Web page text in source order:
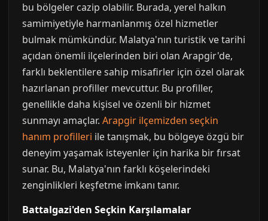
bu bölgeler cazip olabilir. Burada, yerel halkın
samimiyetiyle harmanlanmış özel hizmetler
bulmak mümkündür. Malatya'nın turistik ve tarihi
açıdan önemli ilçelerinden biri olan Arapgir'de,
farklı beklentilere sahip misafirler için özel olarak
hazırlanan profiller mevcuttur. Bu profiller,
genellikle daha kişisel ve özenli bir hizmet
sunmayı amaçlar. Arapgir ilçemizden seçkin
hanım profilleri ile tanışmak, bu bölgeye özgü bir
deneyim yaşamak isteyenler için harika bir fırsat
sunar. Bu, Malatya'nın farklı köşelerindeki
zenginlikleri keşfetme imkanı tanır.
Battalgazi'den Seçkin Karşılamalar